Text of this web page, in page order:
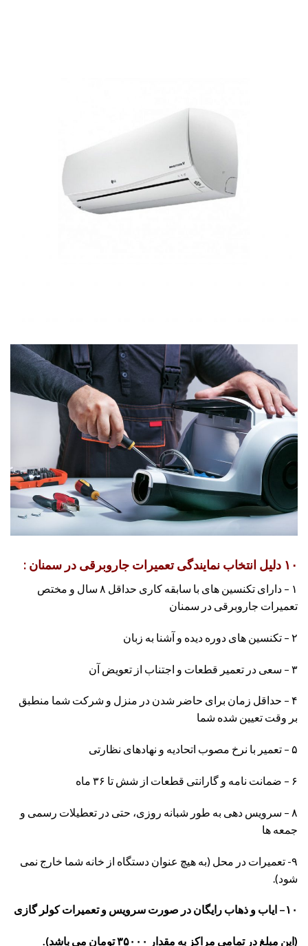
۱۰ دلیل انتخاب نمایندگی تعمیرات جاروبرقی در سمنان :
۱ – دارای تکنسین های با سابقه کاری حداقل ۸ سال و مختص
تعمیرات جاروبرقی در سمنان
۲ – تکنسین های دوره دیده و آشنا به زبان
۳ – سعی در تعمیر قطعات و اجتناب از تعویض آن
۴ – حداقل زمان برای حاضر شدن در منزل و شرکت شما منطبق
بر وقت تعیین شده شما
۵ – تعمیر با نرخ مصوب اتحادیه و نهادهای نظارتی
۶ – ضمانت نامه و گارانتی قطعات از شش تا ۳۶ ماه
۸ – سرویس دهی به طور شبانه روزی، حتی در تعطیلات رسمی و
جمعه ها
۹- تعمیرات در محل (به هیچ عنوان دستگاه از خانه شما خارج نمی
شود).
۱۰– ایاب و ذهاب رایگان در صورت سرویس و تعمیرات کولر گازی
(این مبلغ در تمامی مراکز به مقدار ۳۵۰۰۰ تومان می باشد).